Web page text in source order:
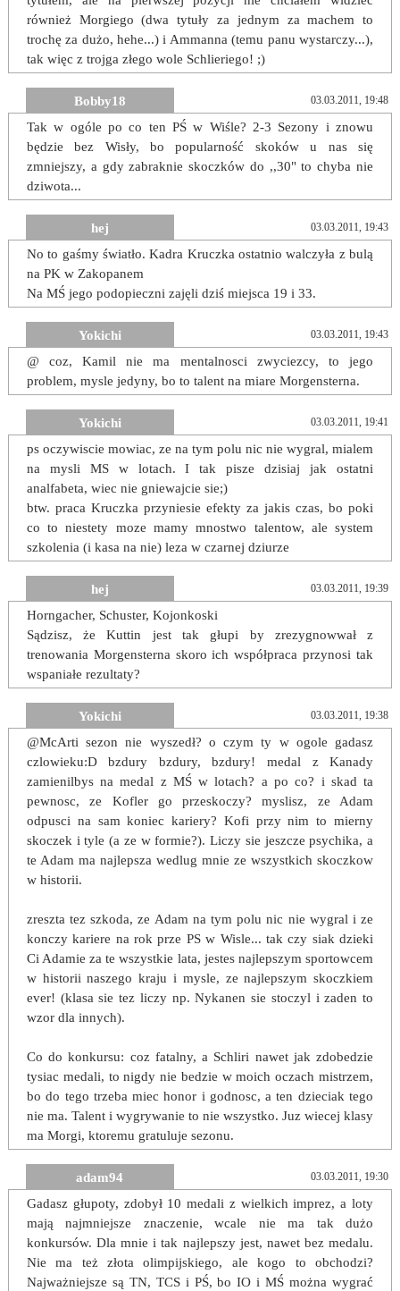
również Morgiego (dwa tytuły za jednym za machem to
trochę za dużo, hehe...) i Ammanna (temu panu wystarczy...),
tak więc z trojga złego wole Schlieriego! ;)
Bobby18 03.03.2011, 19:48
Tak w ogóle po co ten PŚ w Wiśle? 2-3 Sezony i znowu
będzie bez Wisły, bo popularność skoków u nas się
zmniejszy, a gdy zabraknie skoczków do ,,30" to chyba nie
dziwota...
hej 03.03.2011, 19:43
No to gaśmy światło. Kadra Kruczka ostatnio walczyła z bulą
na PK w Zakopanem
Na MŚ jego podopieczni zajęli dziś miejsca 19 i 33.
Yokichi 03.03.2011, 19:43
@ coz, Kamil nie ma mentalnosci zwyciezcy, to jego
problem, mysle jedyny, bo to talent na miare Morgensterna.
Yokichi 03.03.2011, 19:41
ps oczywiscie mowiac, ze na tym polu nic nie wygral, mialem
na mysli MS w lotach. I tak pisze dzisiaj jak ostatni
analfabeta, wiec nie gniewajcie sie;)
btw. praca Kruczka przyniesie efekty za jakis czas, bo poki
co to niestety moze mamy mnostwo talentow, ale system
szkolenia (i kasa na nie) leza w czarnej dziurze
hej 03.03.2011, 19:39
Horngacher, Schuster, Kojonkoski
Sądzisz, że Kuttin jest tak głupi by zrezygnowwał z
trenowania Morgensterna skoro ich współpraca przynosi tak
wspaniałe rezultaty?
Yokichi 03.03.2011, 19:38
@McArti sezon nie wyszedł? o czym ty w ogole gadasz
czlowieku:D bzdury bzdury, bzdury! medal z Kanady
zamienilbys na medal z MŚ w lotach? a po co? i skad ta
pewnosc, ze Kofler go przeskoczy? myslisz, ze Adam
odpusci na sam koniec kariery? Kofi przy nim to mierny
skoczek i tyle (a ze w formie?). Liczy sie jeszcze psychika, a
te Adam ma najlepsza wedlug mnie ze wszystkich skoczkow
w historii.
zreszta tez szkoda, ze Adam na tym polu nic nie wygral i ze
konczy kariere na rok prze PS w Wisle... tak czy siak dzieki
Ci Adamie za te wszystkie lata, jestes najlepszym sportowcem
w historii naszego kraju i mysle, ze najlepszym skoczkiem
ever! (klasa sie tez liczy np. Nykanen sie stoczyl i zaden to
wzor dla innych).
Co do konkursu: coz fatalny, a Schliri nawet jak zdobedzie
tysiac medali, to nigdy nie bedzie w moich oczach mistrzem,
bo do tego trzeba miec honor i godnosc, a ten dzieciak tego
nie ma. Talent i wygrywanie to nie wszystko. Juz wiecej klasy
ma Morgi, ktoremu gratuluje sezonu.
adam94 03.03.2011, 19:30
Gadasz głupoty, zdobył 10 medali z wielkich imprez, a loty
mają najmniejsze znaczenie, wcale nie ma tak dużo
konkursów. Dla mnie i tak najlepszy jest, nawet bez medalu.
Nie ma też złota olimpijskiego, ale kogo to obchodzi?
Najważniejsze są TN, TCS i PŚ, bo IO i MŚ można wygrać